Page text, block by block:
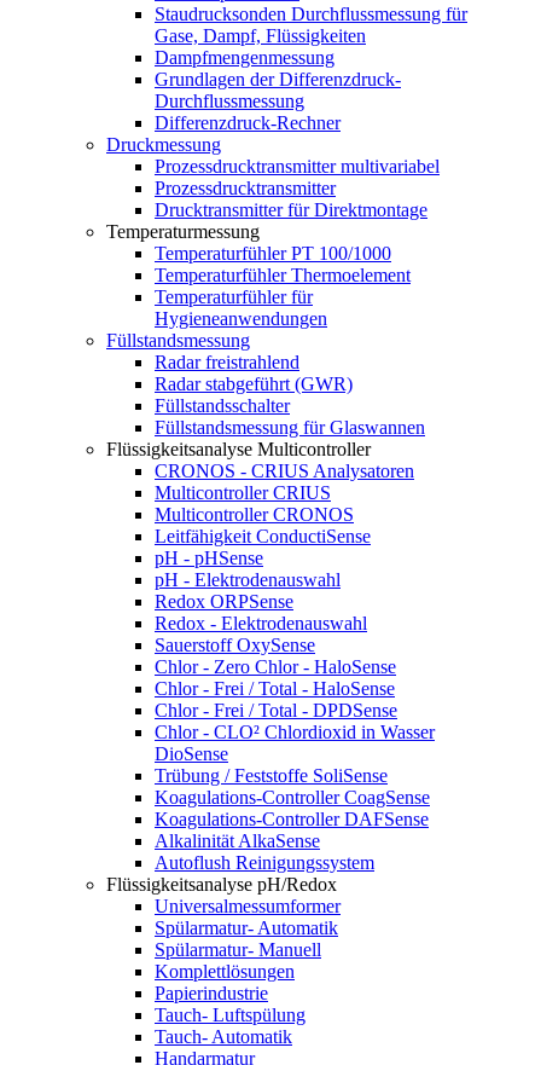
Staudrucksonden Durchflussmessung für
Gase, Dampf, Flüssigkeiten
Dampfmengenmessung
Grundlagen der Differenzdruck-
Durchflussmessung
Differenzdruck-Rechner
Druckmessung
Prozessdrucktransmitter multivariabel
Prozessdrucktransmitter
Drucktransmitter für Direktmontage
Temperaturmessung
Temperaturfühler PT 100/1000
Temperaturfühler Thermoelement
Temperaturfühler für
Hygieneanwendungen
Füllstandsmessung
Radar freistrahlend
Radar stabgeführt (GWR)
Füllstandsschalter
Füllstandsmessung für Glaswannen
Flüssigkeitsanalyse Multicontroller
CRONOS - CRIUS Analysatoren
Multicontroller CRIUS
Multicontroller CRONOS
Leitfähigkeit ConductiSense
pH - pHSense
pH - Elektrodenauswahl
Redox ORPSense
Redox - Elektrodenauswahl
Sauerstoff OxySense
Chlor - Zero Chlor - HaloSense
Chlor - Frei / Total - HaloSense
Chlor - Frei / Total - DPDSense
Chlor - CLO² Chlordioxid in Wasser
DioSense
Trübung / Feststoffe SoliSense
Koagulations-Controller CoagSense
Koagulations-Controller DAFSense
Alkalinität AlkaSense
Autoflush Reinigungssystem
Flüssigkeitsanalyse pH/Redox
Universalmessumformer
Spülarmatur- Automatik
Spülarmatur- Manuell
Komplettlösungen
Papierindustrie
Tauch- Luftspülung
Tauch- Automatik
Handarmatur